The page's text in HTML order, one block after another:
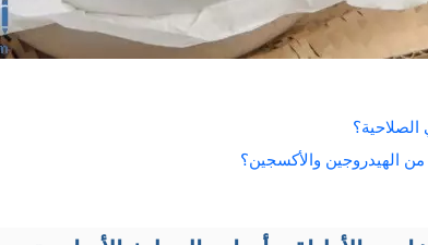
من الهيدروجين والأكسجين؟